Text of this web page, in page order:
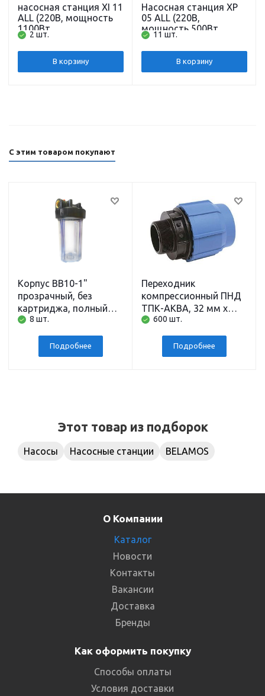
насосная станция XI 11
ALL (220В, мощность
1100Вт,
производительность
3500л/ч, напор 47 м,
глубина всасывания 8
м) кабель 1,5 м.
2 шт.
В корзину
Насосная станция XP
05 ALL (220В,
мощность 500Вт,
производительность
2400л/ч, напор 33 м,
глубина всасывания 8
м) кабель 1,5 м.
11 шт.
В корзину
С этим товаром покупают
Корпус BB10-1"
прозрачный, без
картриджа, полный
комплект АБФ
8 шт.
Подробнее
Переходник
компрессионный ПНД
ТПК-АКВА, 32 мм x
наружная резьба 1
дюйм
600 шт.
Подробнее
Этот товар из подборок
Насосы Насосные станции BELAMOS
О Компании
Каталог
Новости
Контакты
Вакансии
Доставка
Бренды
Как оформить покупку
Способы оплаты
Условия доставки